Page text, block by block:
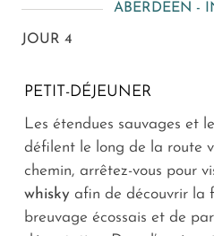
ABERDEEN -
JOUR 4
PETIT-DÉJEUNER
Les étendues sauvages et
défilent le long de la route
chemin, arrêtez-vous pour
whisky afin de découvrir la
breuvage écossais et de